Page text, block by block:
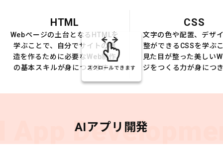
HTML
Webページの土台となるHTMLを
学ぶことで、自分でサイトの構
造を作るために必要なWeb制作
の基本スキルが身につきます。
CSS
文字の色や配置、デザ
整ができるCSSを学ぶ
見た目が整った美しい
ジをつくる力が身につ
スクロールできます
App AIアプリ開発